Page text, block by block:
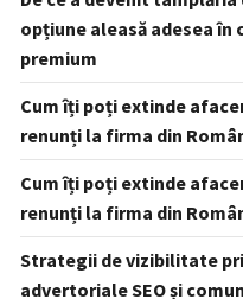
opțiune aleasă adesea
premium
Cum îți poți extinde
renunți la firma din
Cum îți poți extinde
renunți la firma din
Strategii de vizibilitate
advertoriale SEO și